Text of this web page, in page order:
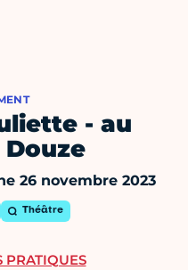
- au
26 novembre 2023
Théâtre
PRATIQUES